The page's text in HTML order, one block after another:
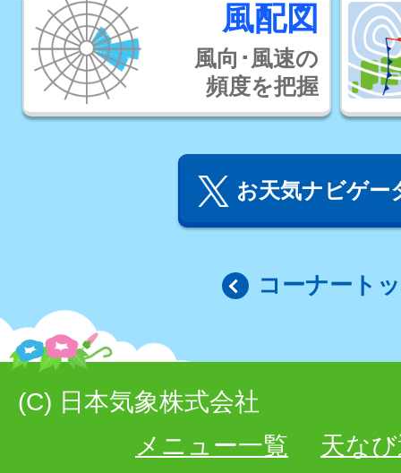
風配図
風向･風速の
頻度を把握
お天気ナビゲー
コーナート
(C) 日本気象株式会社
メニュー一覧
天な